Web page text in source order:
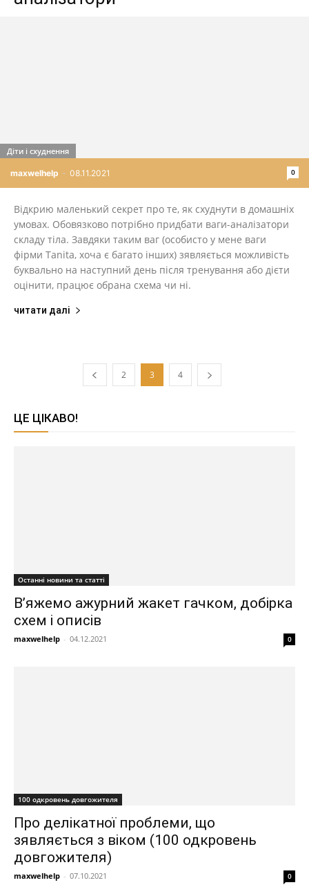
maxwelhelp - 08.11.2021 0
Діти і схуднення
Відкрию маленький секрет про те, як схуднути в домашніх
умовах. Обовязково потрібно придбати ваги-аналізатори
складу тіла. Завдяки таким ваг (особисто у мене ваги
фірми Tanita, хоча є багато інших) зявляється можливість
буквально на наступний день після тренування або дієти
оцінити, працює обрана схема чи ні.
читати далі
2 3 4
ЦЕ ЦІКАВО!
Останні новини та статті
В’яжемо ажурний жакет гачком, добірка
схем і описів
maxwelhelp - 04.12.2021 0
100 одкровень довгожителя
Про делікатної проблеми, що
зявляється з віком (100 одкровень
довгожителя)
maxwelhelp - 07.10.2021 0